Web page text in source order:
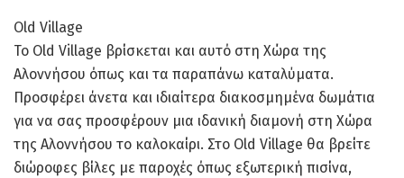
Old Village
Το Old Village βρίσκεται και αυτό στη Χώρα της
Αλοννήσου όπως και τα παραπάνω καταλύματα.
Προσφέρει άνετα και ιδιαίτερα διακοσμημένα δωμάτια
για να σας προσφέρουν μια ιδανική διαμονή στη Χώρα
της Αλοννήσου το καλοκαίρι. Στο Old Village θα βρείτε
διώροφες βίλες με παροχές όπως εξωτερική πισίνα,